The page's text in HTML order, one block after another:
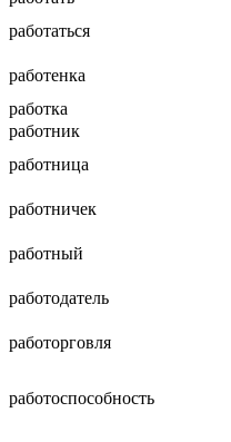
работаться
работенка
работка
работник
работница
работничек
работный
работодатель
работорговля
работоспособность